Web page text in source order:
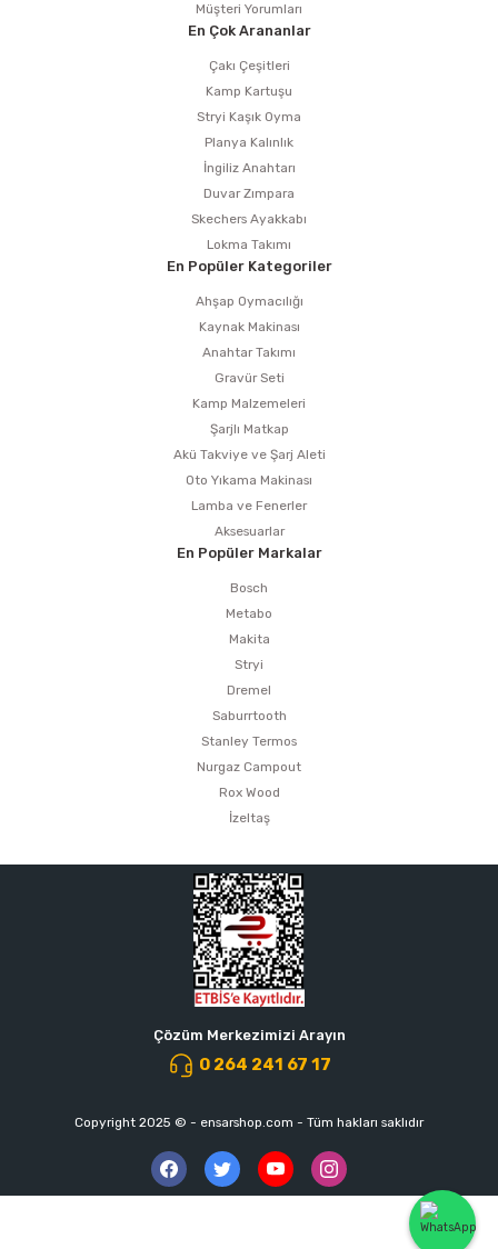
Müşteri Yorumları
En Çok Arananlar
Çakı Çeşitleri
Kamp Kartuşu
Stryi Kaşık Oyma
Planya Kalınlık
İngiliz Anahtarı
Duvar Zımpara
Skechers Ayakkabı
Lokma Takımı
En Popüler Kategoriler
Ahşap Oymacılığı
Kaynak Makinası
Anahtar Takımı
Gravür Seti
Kamp Malzemeleri
Şarjlı Matkap
Akü Takviye ve Şarj Aleti
Oto Yıkama Makinası
Lamba ve Fenerler
Aksesuarlar
En Popüler Markalar
Bosch
Metabo
Makita
Stryi
Dremel
Saburrtooth
Stanley Termos
Nurgaz Campout
Rox Wood
İzeltaş
Çözüm Merkezimizi Arayın
0 264 241 67 17
Copyright 2025 © - ensarshop.com - Tüm hakları saklıdır